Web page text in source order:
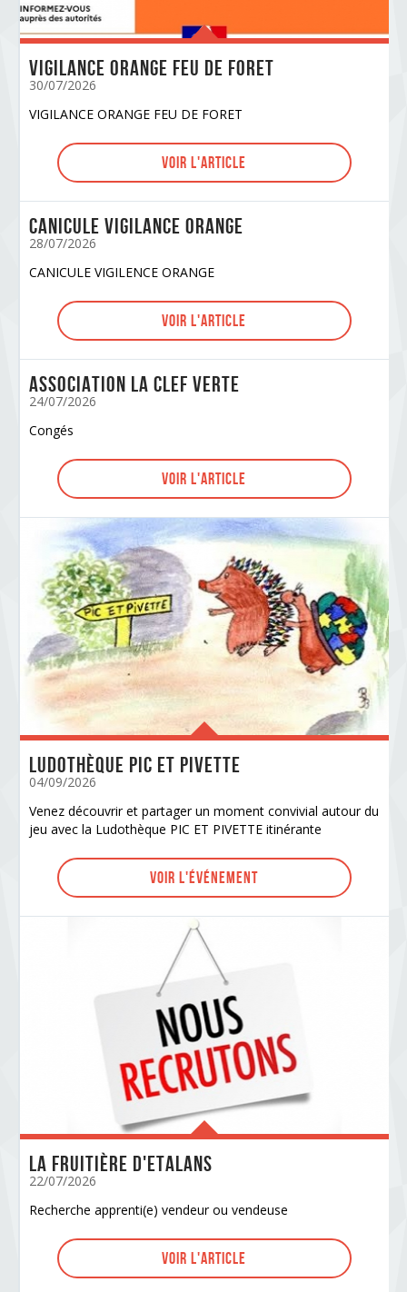
VIGILANCE ORANGE FEU DE FORET
30/07/2026
VIGILANCE ORANGE FEU DE FORET
Voir l'article
CANICULE VIGILANCE ORANGE
28/07/2026
CANICULE VIGILENCE ORANGE
Voir l'article
Association la Clef Verte
24/07/2026
Congés
Voir l'article
Ludothèque PIC et PIVETTE
04/09/2026
Venez découvrir et partager un moment convivial autour du
jeu avec la Ludothèque PIC ET PIVETTE itinérante
Voir l'événement
La Fruitière d'Etalans
22/07/2026
Recherche apprenti(e) vendeur ou vendeuse
Voir l'article